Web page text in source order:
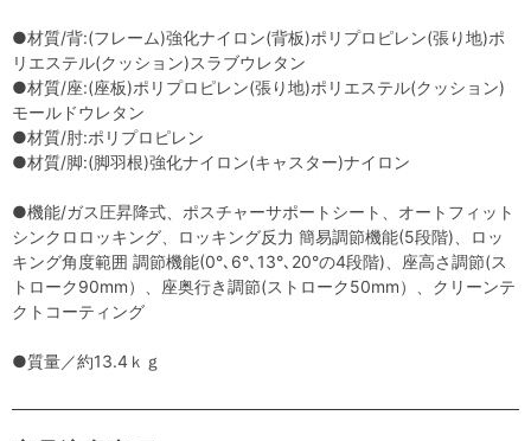
●材質/背:(フレーム)強化ナイロン(背板)ポリプロピレン(張り地)ポ
リエステル(クッション)スラブウレタン
●材質/座:(座板)ポリプロピレン(張り地)ポリエステル(クッション)
モールドウレタン
●材質/肘:ポリプロピレン
●材質/脚:(脚羽根)強化ナイロン(キャスター)ナイロン
●機能/ガス圧昇降式、ポスチャーサポートシート、オートフィット
シンクロロッキング、ロッキング反力 簡易調節機能(5段階)、ロッ
キング角度範囲 調節機能(0°､6°､13°､20°の4段階)、座高さ調節(ス
トローク90mm）、座奥行き調節(ストローク50mm）、クリーンテ
クトコーティング
●質量／約13.4ｋｇ